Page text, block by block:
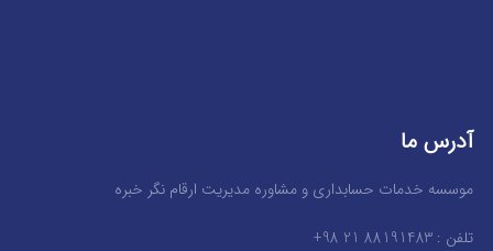
آدرس ما
موسسه خدمات حسابداری و مشاوره مدیریت ارقام نگر خبره
تلفن : 88191483 21 98+